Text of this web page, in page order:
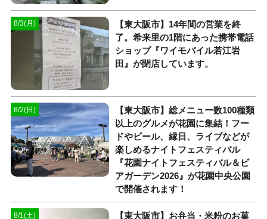
8/3(月)
【東大阪市】14年間の営業を終
了。希来里の1階にあった携帯電話
ショップ『ワイモバイル若江岩
田』が閉店しています。
8/2(日)
【東大阪市】総メニュー数100種類
以上のグルメが花園に集結！フー
ドやビール、縁日、ライブなどが
楽しめるナイトフェスティバル
『花園ナイトフェスティバル＆ビ
アガーデン2026』が花園中央公園
で開催されます！
8/1(土)
【東大阪市】お弁当・米粉のお菓